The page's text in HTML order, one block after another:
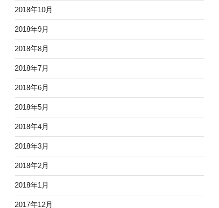
2018年10月
2018年9月
2018年8月
2018年7月
2018年6月
2018年5月
2018年4月
2018年3月
2018年2月
2018年1月
2017年12月